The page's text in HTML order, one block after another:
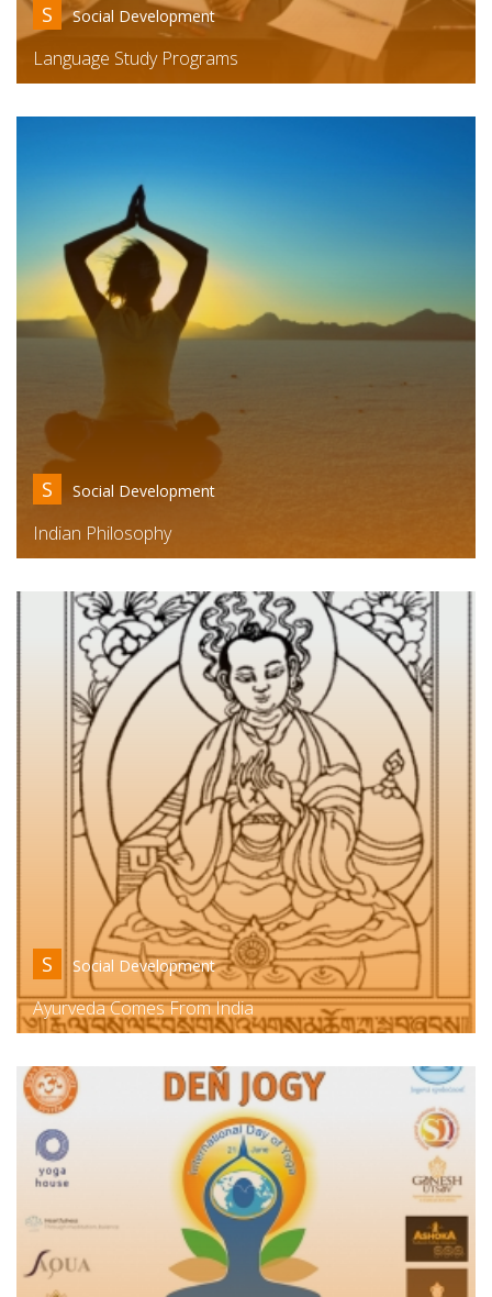
S Social Development
Language Study Programs
S Social Development
Indian Philosophy
S Social Development
Ayurveda Comes From India